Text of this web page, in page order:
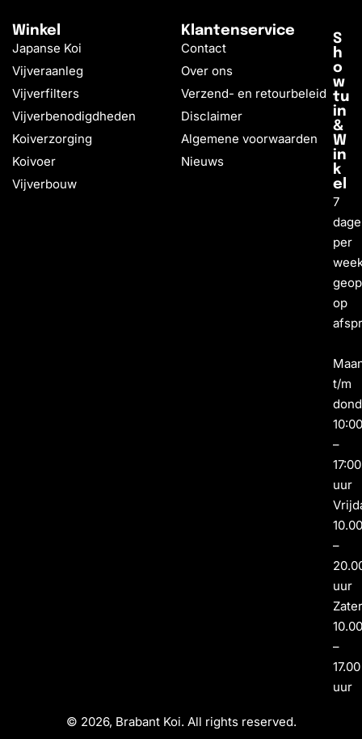
Winkel
Japanse Koi
Vijveraanleg
Vijverfilters
Vijverbenodigdheden
Koiverzorging
Koivoer
Vijverbouw
Klantenservice
Contact
Over ons
Verzend- en retourbeleid
Disclaimer
Algemene voorwaarden
Nieuws
S
h
o
w
tu
in
&
W
in
k
el
7
per
op
t/m
–
17:00
uur
–
uur
–
17.00
uur
© 2026, Brabant Koi. All rights reserved.